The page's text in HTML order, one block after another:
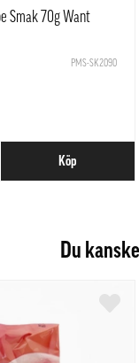
Smak 70g Want
PMS-SK2090
Köp
Du